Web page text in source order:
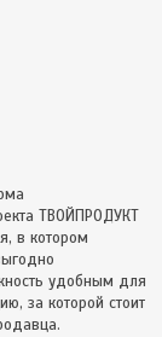
ТВОЙПРОДУКТ
в котором
удобным для
за которой стоит